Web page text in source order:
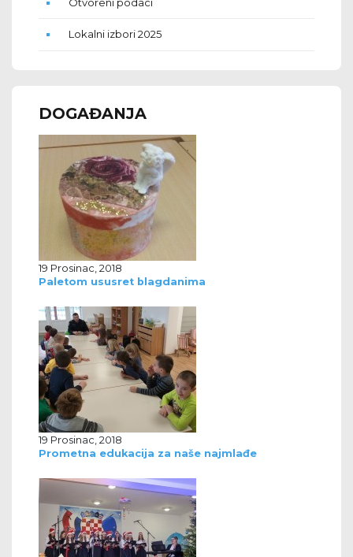
Lokalni izbori 2025
DOGAĐANJA
19 Prosinac, 2018
Paletom ususret blagdanima
19 Prosinac, 2018
Prometna edukacija za naše najmlađe